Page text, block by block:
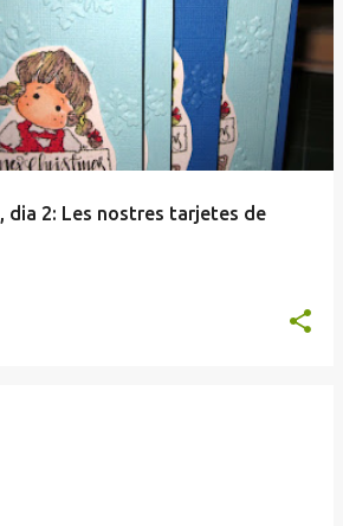
dia 2: Les nostres tarjetes de